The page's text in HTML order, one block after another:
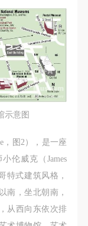
示意图
，图2），是一座
伦威克（James
特式建筑风格，
南，坐北朝南，
从西向东依次排
放、自由、学
机构、艺术家
究为基础，积
、论坛及公
及社会公众
为一家公益性
公益性为
共教育部所
围
肖像的作品内
美术学院校园
放、自由、学
机构、艺术家
究为基础，积
、论坛及公
及社会公众
为一家公益性
公益性为
共教育部所
围
肖像的作品内
美术学院校园
放、自由、学
机构、艺术家
究为基础，积
、论坛及公
及社会公众
为一家公益性
公益性为
共教育部所
围
肖像的作品内
美术学院校园